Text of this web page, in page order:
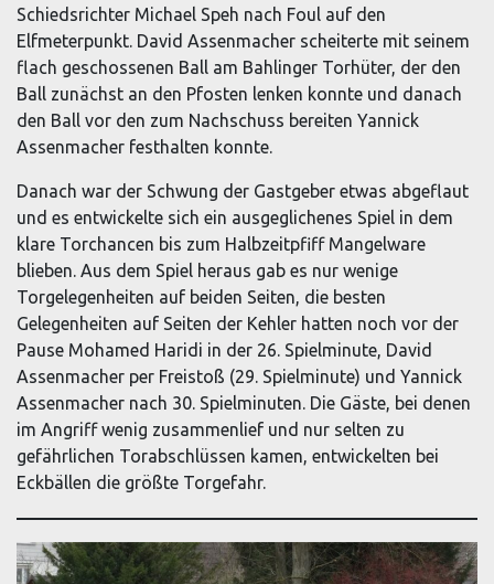
Schiedsrichter Michael Speh nach Foul auf den
Elfmeterpunkt. David Assenmacher scheiterte mit seinem
flach geschossenen Ball am Bahlinger Torhüter, der den
Ball zunächst an den Pfosten lenken konnte und danach
den Ball vor den zum Nachschuss bereiten Yannick
Assenmacher festhalten konnte.
Danach war der Schwung der Gastgeber etwas abgeflaut
und es entwickelte sich ein ausgeglichenes Spiel in dem
klare Torchancen bis zum Halbzeitpfiff Mangelware
blieben. Aus dem Spiel heraus gab es nur wenige
Torgelegenheiten auf beiden Seiten, die besten
Gelegenheiten auf Seiten der Kehler hatten noch vor der
Pause Mohamed Haridi in der 26. Spielminute, David
Assenmacher per Freistoß (29. Spielminute) und Yannick
Assenmacher nach 30. Spielminuten. Die Gäste, bei denen
im Angriff wenig zusammenlief und nur selten zu
gefährlichen Torabschlüssen kamen, entwickelten bei
Eckbällen die größte Torgefahr.